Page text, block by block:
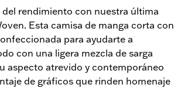
rendimiento con nuestra última
Esta camisa de manga corta con
para ayudarte a
con una ligera mezcla de sarga
aspecto atrevido y contemporáneo
de gráficos que rinden homenaje